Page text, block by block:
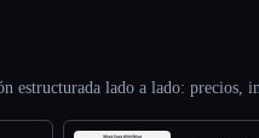
estructurada lado a lado: precios,